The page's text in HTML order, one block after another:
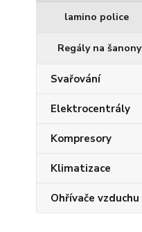
lamino police
Regály na šanony
Svařování
Elektrocentrály
Kompresory
Klimatizace
Ohřívače vzduchu